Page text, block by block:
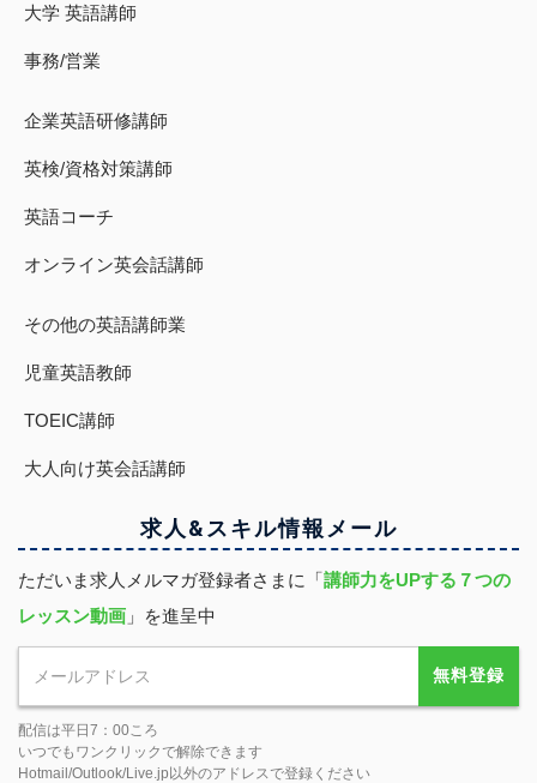
大学 英語講師
事務/営業
企業英語研修講師
英検/資格対策講師
英語コーチ
オンライン英会話講師
その他の英語講師業
児童英語教師
TOEIC講師
大人向け英会話講師
求人&スキル情報 メール
ただいま求人メルマガ登録者さまに「講師力をUPする７つの
レッスン動画 」を進呈中
無料登録
配信は平日7：00ころ
いつでもワンクリックで解除できます
Hotmail/Outlook/Live.jp以外のアドレスで登録ください